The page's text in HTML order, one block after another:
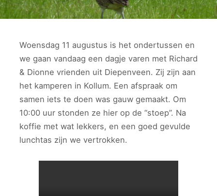
Woensdag 11 augustus is het ondertussen en
we gaan vandaag een dagje varen met Richard
& Dionne vrienden uit Diepenveen. Zij zijn aan
het kamperen in Kollum. Een afspraak om
samen iets te doen was gauw gemaakt. Om
10:00 uur stonden ze hier op de “stoep”. Na
koffie met wat lekkers, en een goed gevulde
lunchtas zijn we vertrokken.